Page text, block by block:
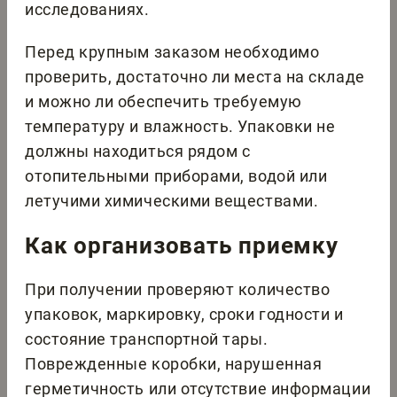
исследованиях.
Перед крупным заказом необходимо
проверить, достаточно ли места на складе
и можно ли обеспечить требуемую
температуру и влажность. Упаковки не
должны находиться рядом с
отопительными приборами, водой или
летучими химическими веществами.
Как организовать приемку
При получении проверяют количество
упаковок, маркировку, сроки годности и
состояние транспортной тары.
Поврежденные коробки, нарушенная
герметичность или отсутствие информации